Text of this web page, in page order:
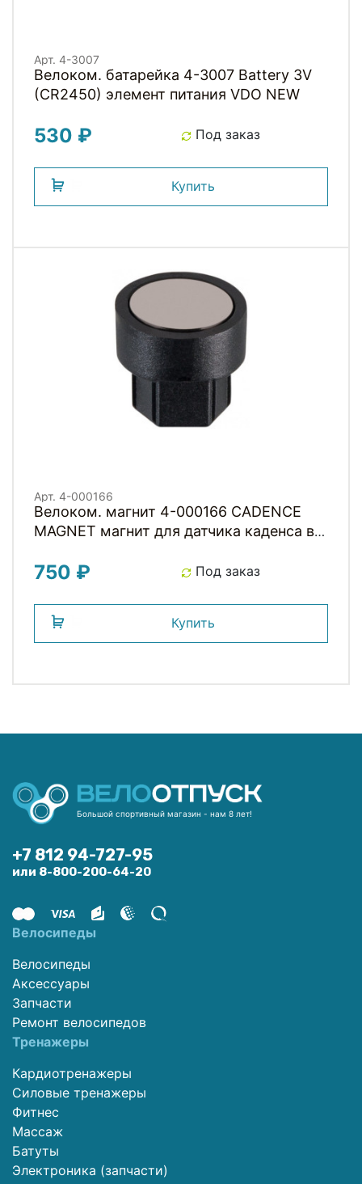
Арт. 4-3007
Велоком. батарейка 4-3007 Battery 3V
(CR2450) элемент питания VDO NEW
530 ₽ Под заказ
Купить
Арт. 4-000166
Велоком. магнит 4-000166 CADENCE
MAGNET магнит для датчика каденса в
SIGMA
750 ₽ Под заказ
Купить
Большой спортивный магазин - нам 8 лет!
+7 812 94-727-95
или 8-800-200-64-20
Велосипеды
Велосипеды
Аксессуары
Запчасти
Ремонт велосипедов
Тренажеры
Кардиотренажеры
Силовые тренажеры
Фитнес
Массаж
Батуты
Электроника (запчасти)